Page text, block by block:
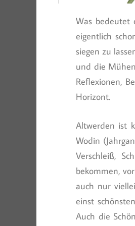
Was
eigentlich
siegen zu
und die
Reflexionen,
Horizont.
Altwerden ist
Wodin
Verschleiß,
bekommen,
auch nur
einst
Auch die